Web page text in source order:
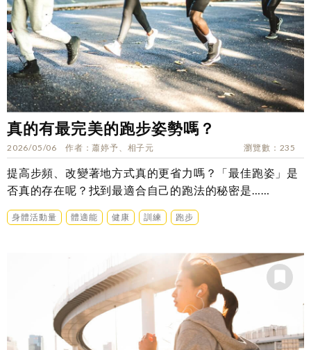
真的有最完美的跑步姿勢嗎？
2026/05/06 作者 蕭婷予、相子元 瀏覽數 235
提高步頻、改變著地方式真的更省力嗎？「最佳跑姿」是
否真的存在呢？找到最適合自己的跑法的秘密是……
身體活動量 體適能 健康 訓練 跑步